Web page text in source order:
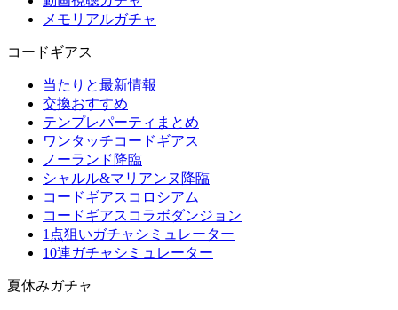
メモリアルガチャ
コードギアス
当たりと最新情報
交換おすすめ
テンプレパーティまとめ
ワンタッチコードギアス
ノーランド降臨
シャルル&マリアンヌ降臨
コードギアスコロシアム
コードギアスコラボダンジョン
1点狙いガチャシミュレーター
10連ガチャシミュレーター
夏休みガチャ